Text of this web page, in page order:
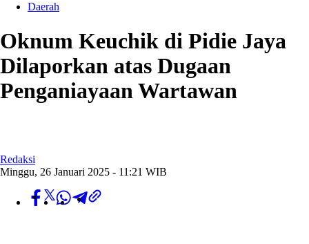
Daerah
Oknum Keuchik di Pidie Jaya
Dilaporkan atas Dugaan
Penganiayaan Wartawan
Redaksi
Minggu, 26 Januari 2025 - 11:21 WIB